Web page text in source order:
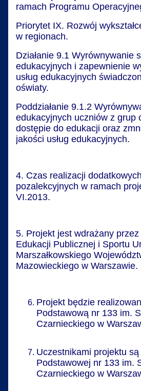
ramach Programu
Priorytet IX. Rozwój
w regionach.
Działanie 9.1 Wyrównywanie
edukacyjnych i zapewnienie
usług edukacyjnych
oświaty.
Poddziałanie 9.1.2
edukacyjnych uczniów z grup
dostępie do edukacji oraz
jakości usług edukacyjnych.
4. Czas realizacji
pozalekcyjnych w ramach
VI.2013.
5. Projekt jest wdrażany
Edukacji Publicznej i Sportu
Marszałkowskiego
Mazowieckiego w Warszawie.
Projekt będzie
Podstawową nr 133 im.
Czarnieckiego w
Uczestnikami projektu są
Podstawowej nr 133 im.
Czarnieckiego w